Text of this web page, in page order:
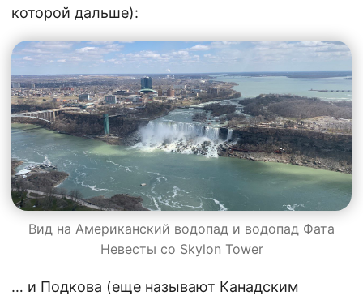
которой дальше):
Вид на Американский водопад и водопад Фата
Невесты со Skylon Tower
… и Подкова (еще называют Канадским